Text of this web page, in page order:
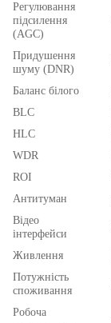
Регулювання
підсилення
(AGC)
Придушення
шуму (DNR)
Баланс білого
BLC
HLC
WDR
ROI
Антитуман
Відео
інтерфейси
Живлення
Потужність
споживання
Робоча